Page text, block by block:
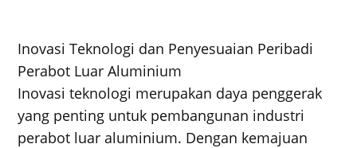
Inovasi Teknologi dan Penyesuaian Peribadi
Perabot Luar Aluminium
Inovasi teknologi merupakan daya penggerak
yang penting untuk pembangunan industri
perabot luar aluminium. Dengan kemajuan